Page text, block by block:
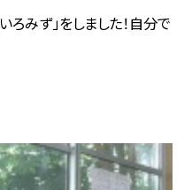
ろみず」をしました！自分で